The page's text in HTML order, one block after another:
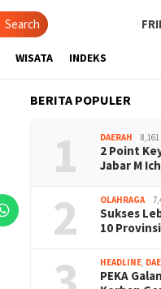
Search
WISATA INDEKS
BERITA POPULER
1 DAERAH
2 Point
Jabar M
2 OLAHRAGA
Sukses
10
HEADLINE,
PEKA